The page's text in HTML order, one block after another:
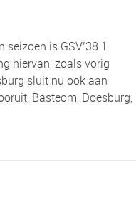
seizoen is GSV’38 1
hiervan, zoals vorig
sluit nu ook aan
Basteom, Doesburg,